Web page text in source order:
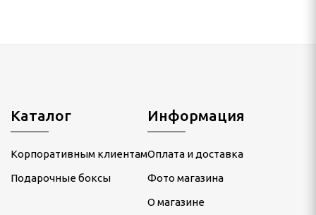
Каталог
Корпоративным клиентам
Подарочные боксы
Информация
Оплата и доставка
Фото магазина
О магазине